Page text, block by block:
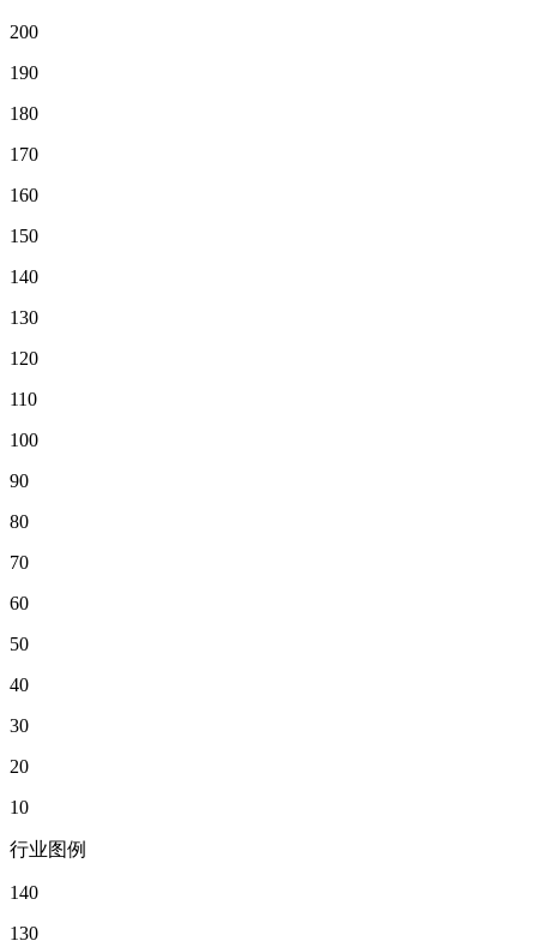
200
190
180
170
160
150
140
130
120
110
100
90
80
70
60
50
40
30
20
10
行业图例
140
130